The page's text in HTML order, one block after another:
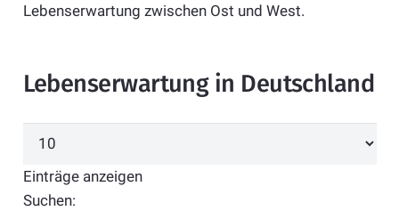
Lebenserwartung zwischen Ost und West.
Lebenserwartung in Deutschland
Einträge anzeigen
Suchen: